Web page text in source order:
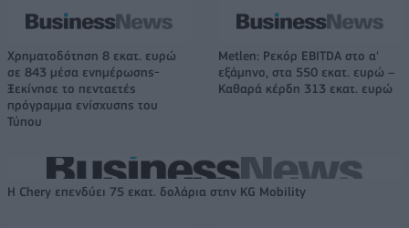
Χρηματοδότηση 8 εκατ. ευρώ
σε 843 μέσα ενημέρωσης-
Ξεκίνησε το πενταετές
πρόγραμμα ενίσχυσης του
Τύπου
Metlen: Ρεκόρ EBITDA στο α'
εξάμηνο, στα 550 εκατ. ευρώ –
Καθαρά κέρδη 313 εκατ. ευρώ
Η Chery επενδύει 75 εκατ. δολάρια στην KG Mobility